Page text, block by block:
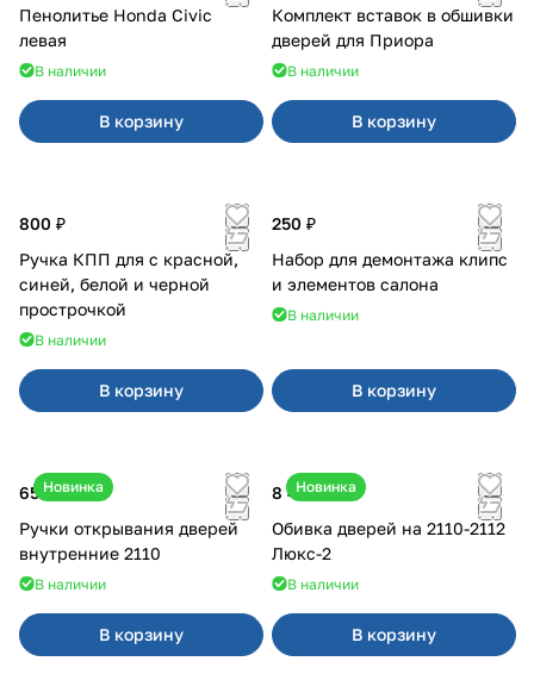
Пенолитье Honda Civic
левая
В наличии
В корзину
Комплект вставок в обшивки
дверей для Приора
В наличии
В корзину
800 ₽
Ручка КПП для с красной,
синей, белой и черной
прострочкой
В наличии
В корзину
250 ₽
Набор для демонтажа клипс
и элементов салона
В наличии
В корзину
Новинка
650 ₽
Ручки открывания дверей
внутренние 2110
В наличии
В корзину
Новинка
8 400 ₽
Обивка дверей на 2110-2112
Люкс-2
В наличии
В корзину